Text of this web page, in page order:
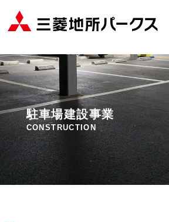
駐車場建設事業
CONSTRUCTION